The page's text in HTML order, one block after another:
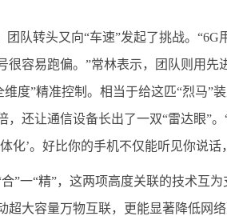
团队转头又向“车速”发起了挑战。
很容易跑偏。”常林表示，团队则用
维度”精准控制。相当于给这匹“烈马
，还让通信设备长出了一双“雷达眼”
化’。好比你的手机不仅能听见你说话
”一“精”，这两项高度关联的技术互
超大容量万物互联，更能显著降低网